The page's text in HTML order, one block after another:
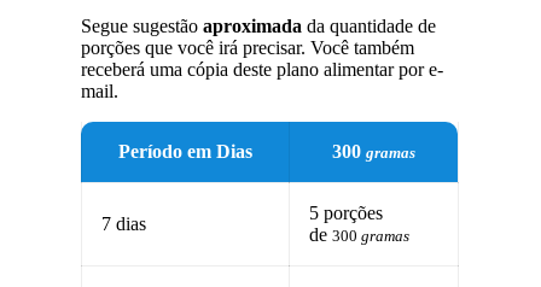
Segue sugestãoaproximada da quantidade de
porções que você irá precisar. Você também
receberá uma cópia deste plano alimentar por e-
mail.
Período em Dias 300gramas
7 dias
5 porções
de300gramas